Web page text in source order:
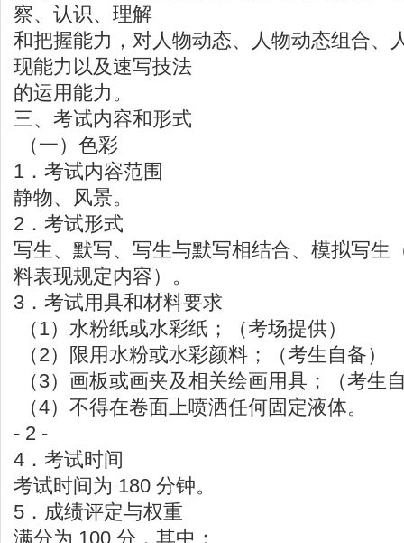
察、认识、理解
和把握能力，对人物动态、人物动态组合、
现能力以及速写技法
的运用能力。
三、考试内容和形式
（一）色彩
1．考试内容范围
静物、风景。
2．考试形式
写生、默写、写生与默写相结合、模拟写生
料表现规定内容）。
3．考试用具和材料要求
（1）水粉纸或水彩纸；（考场提供）
（2）限用水粉或水彩颜料；（考生自备）
（3）画板或画夹及相关绘画用具；（考生
（4）不得在卷面上喷洒任何固定液体。
- 2 -
4．考试时间
考试时间为 180 分钟。
5．成绩评定与权重
满分为 100 分，其中：